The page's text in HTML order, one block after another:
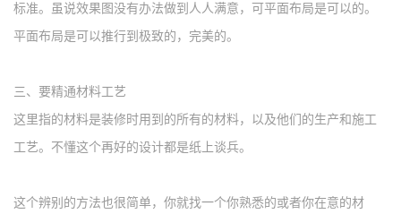
标准。虽说效果图没有办法做到人人满意，可平面布局是可以的。
平面布局是可以推行到极致的，完美的。
三、 要精通材料工艺
这里指的材料是装修时用到的所有的材料，以及他们的生产和施工
工艺。不懂这个再好的设计都是纸上谈兵。
这个辨别的方法也很简单，你就找一个你熟悉的或者你在意的材